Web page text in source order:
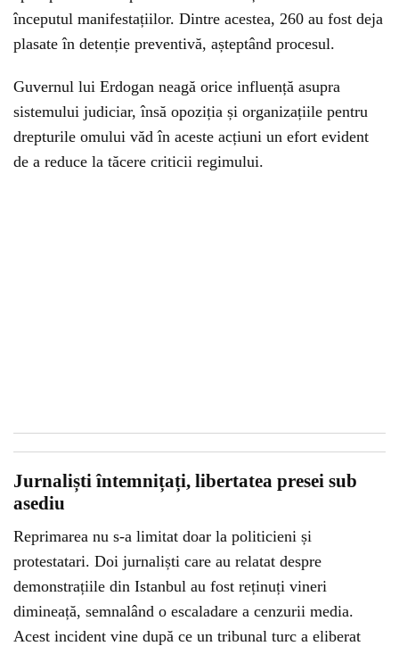
începutul manifestațiilor. Dintre acestea, 260 au fost deja
plasate în detenție preventivă, așteptând procesul.
Guvernul lui Erdogan neagă orice influență asupra
sistemului judiciar, însă opoziția și organizațiile pentru
drepturile omului văd în aceste acțiuni un efort evident
de a reduce la tăcere criticii regimului.
Jurnaliști întemnițați, libertatea presei sub
asediu
Reprimarea nu s-a limitat doar la politicieni și
protestatari. Doi jurnaliști care au relatat despre
demonstrațiile din Istanbul au fost reținuți vineri
dimineață, semnalând o escaladare a cenzurii media.
Acest incident vine după ce un tribunal turc a eliberat